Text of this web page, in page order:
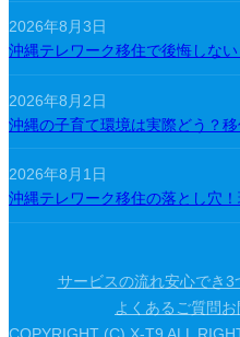
2026年8月3日
沖縄テレワーク移住で後悔しな
2026年8月2日
沖縄の子育て環境は実際どう？
2026年8月1日
沖縄テレワーク移住の落とし穴
サービスの流れ安心でき3
よくあるご質問